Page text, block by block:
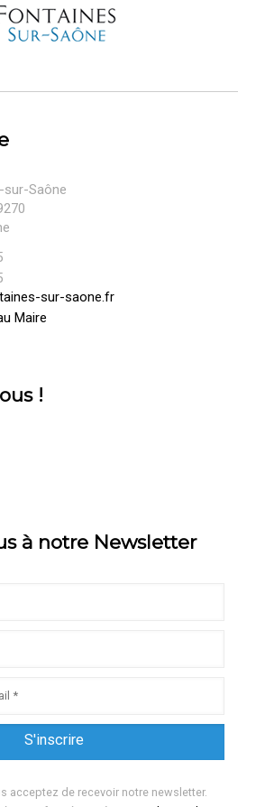
sur-Saône
sur-saone.fr
Maire
!
à notre Newsletter
acceptez de recevoir notre newsletter.